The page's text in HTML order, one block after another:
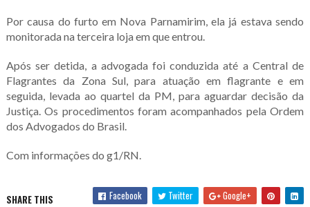
Por causa do furto em Nova Parnamirim, ela já estava sendo
monitorada na terceira loja em que entrou.
Após ser detida, a advogada foi conduzida até a Central de
Flagrantes da Zona Sul, para atuação em flagrante e em
seguida, levada ao quartel da PM, para aguardar decisão da
Justiça. Os procedimentos foram acompanhados pela Ordem
dos Advogados do Brasil.
Com informações do g1/RN.
SHARE THIS Facebook Twitter Google+